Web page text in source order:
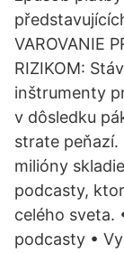
VAROVANIE
RIZIKOM:
inštrumenty
v dôsledku
strate
milióny
podcasty,
celého sveta.
podcasty •